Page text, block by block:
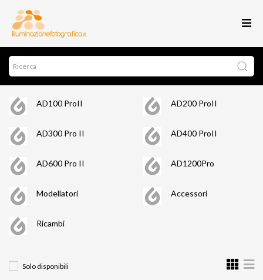
AD100 ProII AD200 ProII
AD300 Pro II AD400 ProII
AD600 Pro II AD1200Pro
Modellatori Accessori
Ricambi
Solo disponibili